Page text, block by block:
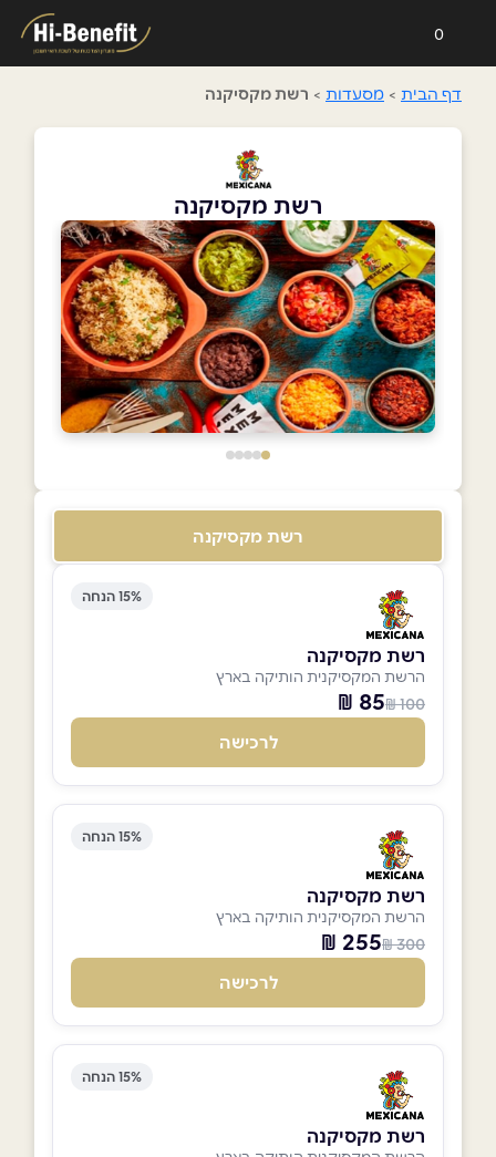
0
דף הבית > מסעדות > רשת מקסיקנה
רשת מקסיקנה
רשת מקסיקנה
15% הנחה
רשת מקסיקנה
הרשת המקסיקנית הותיקה בארץ
100 ₪
85 ₪
לרכישה
15% הנחה
רשת מקסיקנה
הרשת המקסיקנית הותיקה בארץ
300 ₪
255 ₪
לרכישה
15% הנחה
רשת מקסיקנה